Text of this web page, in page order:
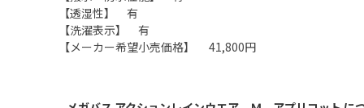
【透湿性】 有
【洗濯表示】 有
【メーカー希望小売価格】 41,800円